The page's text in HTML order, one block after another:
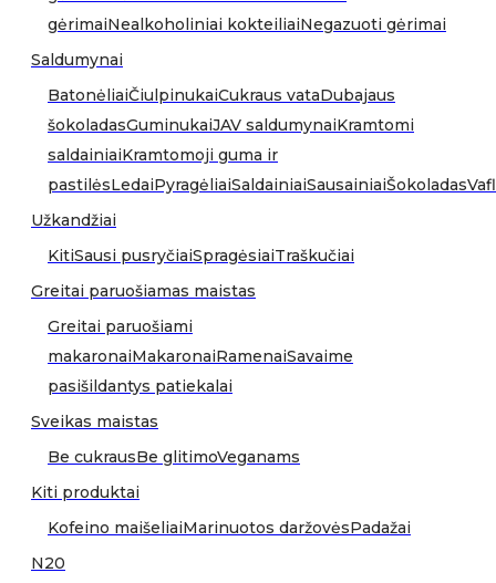
gėrimaiNealkoholiniai kokteiliaiNegazuoti gėrimai
Saldumynai
BatonėliaiČiulpinukaiCukraus vataDubajaus
šokoladasGuminukaiJAV saldumynaiKramtomi
saldainiaiKramtomoji guma ir
pastilėsLedaiPyragėliaiSaldainiaiSausainiaiŠokoladas
Užkandžiai
KitiSausi pusryčiaiSpragėsiaiTraškučiai
Greitai paruošiamas maistas
Greitai paruošiami
makaronaiMakaronaiRamenaiSavaime
pasišildantys patiekalai
Sveikas maistas
Be cukrausBe glitimoVeganams
Kiti produktai
Kofeino maišeliaiMarinuotos daržovėsPadažai
N20